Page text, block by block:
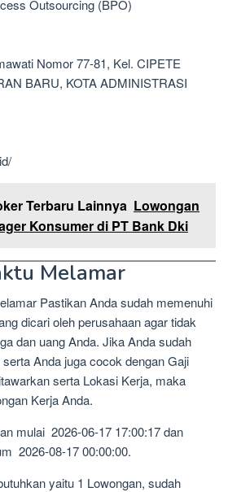
Outsourcing (BPO)
Nomor 77-81, Kel. CIPETE
BARU, KOTA ADMINISTRASI
Terbaru Lainnya Lowongan
Konsumer di PT Bank Dki
Melamar
Pastikan Anda sudah memenuhi
dicari oleh perusahaan agar tidak
dan uang Anda. Jika Anda sudah
Anda juga cocok dengan Gaji
serta Lokasi Kerja, maka
Kerja Anda.
mulai 2026-06-17 17:00:17 dan
2026-08-17 00:00:00.
yaitu 1 Lowongan, sudah